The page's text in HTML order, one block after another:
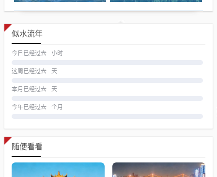
似水流年
今日已经过去 小时
这周已经过去 天
本月已经过去 天
今年已经过去 个月
随便看看